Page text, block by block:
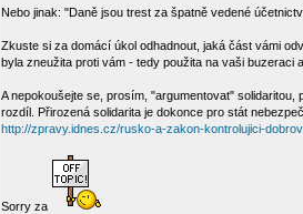
Nebo jinak: "Daně jsou trest za špatně vedené
Zkuste si za domácí úkol odhadnout, jaká část vámi
byla zneužita proti vám - tedy použita na vaši buzeraci
A nepokoušejte se, prosím, "argumentovat"
rozdíl. Přirozená solidarita je dokonce pro stát
http://zpravy.idnes.cz/rusko-a-zakon-kontrolujici-
Sorry za